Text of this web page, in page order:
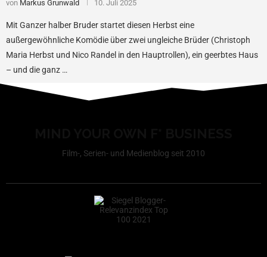
von Markus Grunwald 10. Juli 2025
Mit Ganzer halber Bruder startet diesen Herbst eine
außergewöhnliche Komödie über zwei ungleiche Brüder (Christoph
Maria Herbst und Nico Randel in den Hauptrollen), ein geerbtes Haus
– und die ganz …
Film-, Serien- und Medienblog seit 2010